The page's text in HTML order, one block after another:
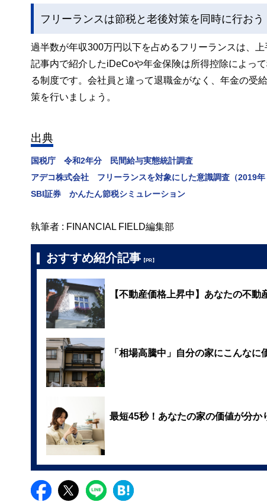
フリーランスは節税と老後対策を同時に行おう
過半数が年収300万円以下を占めるフリーランスは、
記事内で紹介したiDeCoや年金保険は所得控除によっ
る制度です。会社員と違って退職金がなく、年金の受
策を行いましょう。
出典
国税庁 令和2年分 民間給与実態統計調査
アデコ株式会社 フリーランスを対象にした意識調査（2019年
SBI証券 かんたん節税シミュレーション
執筆者 : FINANCIAL FIELD編集部
おすすめ紹介記事 【PR】
【不動産価格上昇中】あなたの不
「相場高騰中」自分の家にこんな
最短45秒！あなたの家の価値が分か